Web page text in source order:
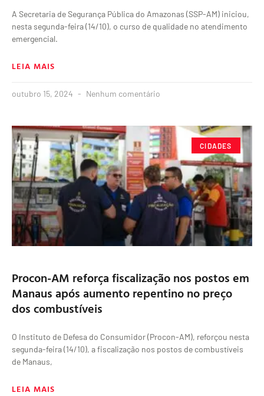
A Secretaria de Segurança Pública do Amazonas (SSP-AM) iniciou,
nesta segunda-feira (14/10), o curso de qualidade no atendimento
emergencial.
LEIA MAIS
outubro 15, 2024 Nenhum comentário
CIDADES
Procon-AM reforça fiscalização nos postos em
Manaus após aumento repentino no preço
dos combustíveis
O Instituto de Defesa do Consumidor (Procon-AM), reforçou nesta
segunda-feira (14/10), a fiscalização nos postos de combustíveis
de Manaus,
LEIA MAIS